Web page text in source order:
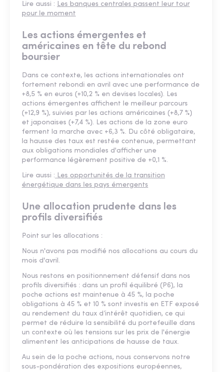
Lire aussi : Les banques centrales passent leur tour
pour le moment
Les actions émergentes et
américaines en tête du rebond
boursier
Dans ce contexte, les actions internationales ont
fortement rebondi en avril avec une performance de
+8,5 % en euros (+10,2 % en devises locales). Les
actions émergentes affichent le meilleur parcours
(+12,9 %), suivies par les actions américaines (+8,7 %)
et japonaises (+7,4 %). Les actions de la zone euro
ferment la marche avec +6,3 %. Du côté obligataire,
la hausse des taux est restée contenue, permettant
aux obligations mondiales d'afficher une
performance légèrement positive de +0,1 %.
Lire aussi : Les opportunités de la transition
énergétique dans les pays émergents
Une allocation prudente dans les
profils diversifiés
Point sur les allocations :
Nous n'avons pas modifié nos allocations au cours du
mois d'avril.
Nous restons en positionnement défensif dans nos
profils diversifiés : dans un profil équilibré (P6), la
poche actions est maintenue à 45 %, la poche
obligations à 45 % et 10 % sont investis en ETF exposé
au rendement du taux d’intérêt quotidien, ce qui
permet de réduire la sensibilité du portefeuille dans
un contexte où les tensions sur les prix de l'énergie
alimentent les anticipations de hausse de taux.
Au sein de la poche actions, nous conservons notre
sous-pondération des expositions européennes,